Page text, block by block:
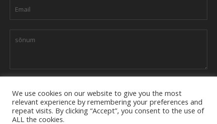
We use cookies on our website to give you the most
relevant experience by remembering your preferences and
repeat visits. By clicking “Accept”, you consent to the use of
ALL the cookies.